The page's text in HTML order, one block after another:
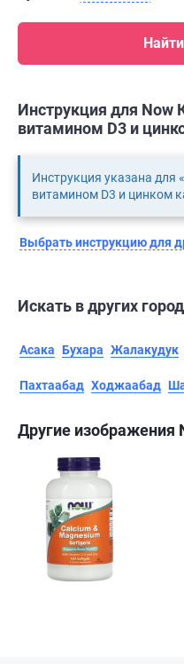
Инструкция для Now
витамином D3 и
Инструкция указана для
витамином D3 и цинком
Выбрать инструкцию для
Искать в других
Асака Бухара Жалакудук
Пахтаабад Ходжаабад
Другие изображения